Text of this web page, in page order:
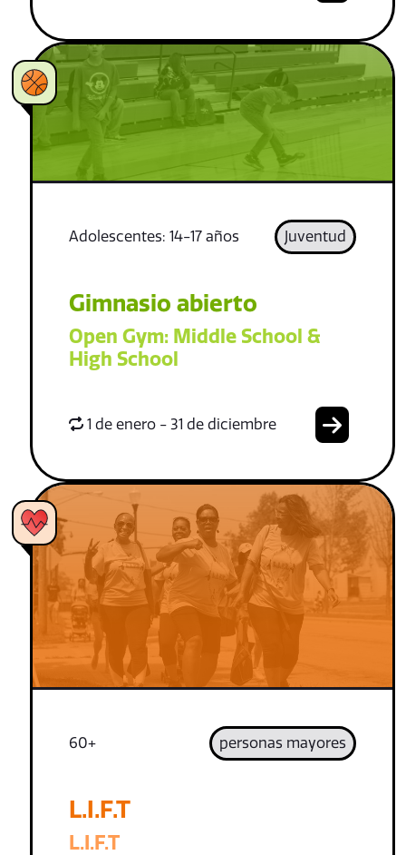
Adolescentes: 14-17 años Juventud
Gimnasio abierto
Open Gym: Middle School &
High School
1 de enero - 31 de diciembre
60+ personas mayores
L.I.F.T
L.I.F.T